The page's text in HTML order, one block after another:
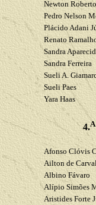
Newton
Pedro Nelson
Plácido Adani
Renato
Sandra
Sandra Ferreira
Sueli A.
Sueli Paes
Yara Haas
4.A
Afonso Clóvis
Ailton de
AlbinoFávaro
Alípio Simões
Aristides Forte